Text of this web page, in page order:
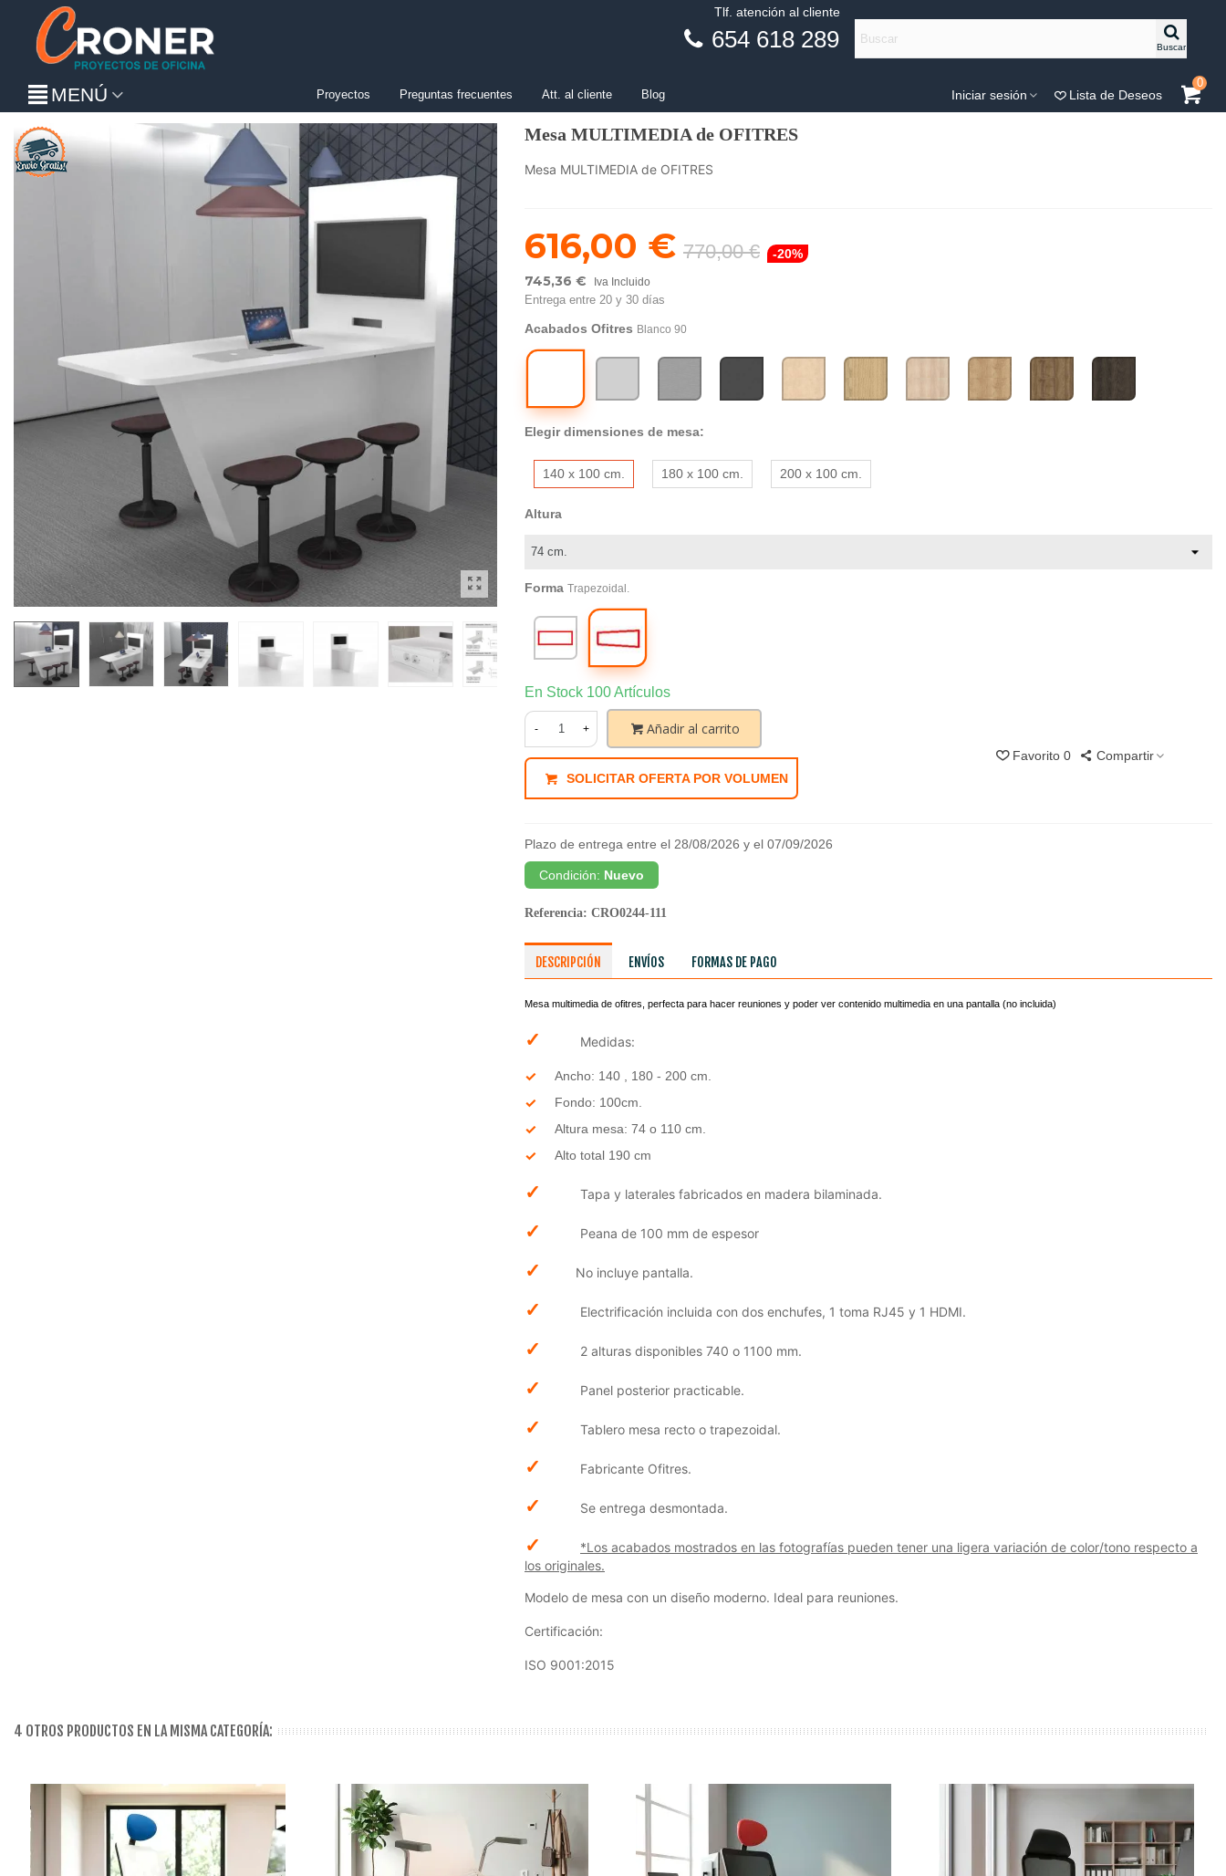
Tlf. atención al cliente
654 618 289 Buscar
MENÚ Proyectos Preguntas frecuentes Att. al cliente Blog Iniciar sesión Lista de Deseos
0
Mesa MULTIMEDIA de OFITRES
Mesa MULTIMEDIA de OFITRES
616,00 € 770,00 € -20%
745,36 € Iva Incluido
Entrega entre 20 y 30 días
Acabados Ofitres Blanco 90
14
Roble
Natural
71
12
Nebraska
Nogal
11
Roble
Oscuro
10
Elegir dimensiones de mesa:
140 x 100 cm. 180 x 100 cm. 200 x 100 cm.
Altura
Forma Trapezoidal.
En Stock 100 Artículos
- + Añadir al carrito
SOLICITAR OFERTA POR VOLUMEN
Favorito 0 Compartir
Plazo de entrega entre el 28/08/2026 y el 07/09/2026
Condición: Nuevo
Referencia: CRO0244-111
DESCRIPCIÓN ENVÍOS FORMAS DE PAGO
Mesa multimedia de ofitres, perfecta para hacer reuniones y poder ver contenido multimedia en una pantalla (no incluida)
✓ Medidas:
Ancho: 140 , 180 - 200 cm.
Fondo: 100cm.
Altura mesa: 74 o 110 cm.
Alto total 190 cm
✓ Tapa y laterales fabricados en madera bilaminada.
✓ Peana de 100 mm de espesor
✓ No incluye pantalla.
✓ Electrificación incluida con dos enchufes, 1 toma RJ45 y 1 HDMI.
✓ 2 alturas disponibles 740 o 1100 mm.
✓ Panel posterior practicable.
✓ Tablero mesa recto o trapezoidal.
✓ Fabricante Ofitres.
✓ Se entrega desmontada.
✓
*Los acabados mostrados en las fotografías pueden tener una ligera variación de color/tono respecto a
los originales.
Modelo de mesa con un diseño moderno. Ideal para reuniones.
Certificación:
ISO 9001:2015
4 OTROS PRODUCTOS EN LA MISMA CATEGORÍA: